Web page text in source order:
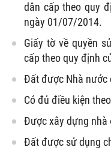
dân cấp theo quy
ngày 01/07/2014.
Giấy tờ về quyền
cấp theo quy định
Đất được Nhà nước
Có đủ điều kiện
Được xây dựng nhà
Đất được sử dụng